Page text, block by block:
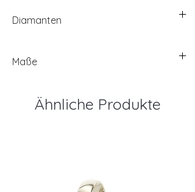
Diamanten
Maße
Ähnliche Produkte